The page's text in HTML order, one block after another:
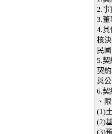
2.事
3.董
4.其
核
民
5.契
契
與
6.契
、
(1)
(2)
(3)